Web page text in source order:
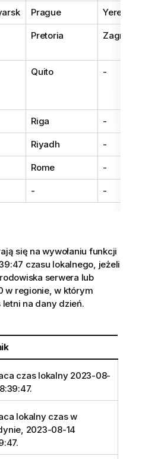
Prague Yerevan
Pretoria Zagreb
Quito -
Riga -
Riyadh -
Rome -
- -
się na wywołaniu funkcji
czasu lokalnego, jeżeli
serwera lub
w regionie, w którym
na dany dzień.
czas lokalny 2023-08-
lokalny czas w
2023-08-14